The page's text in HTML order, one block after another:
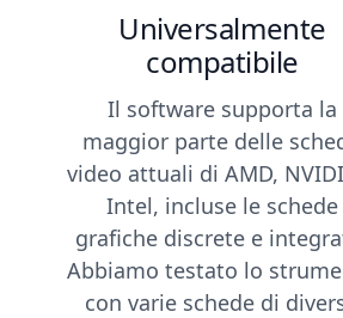
Universalmente
compatibile
Il software supporta la
maggior parte delle
video attuali di AMD,
Intel, incluse le schede
grafiche discrete e
Abbiamo testato lo
con varie schede di